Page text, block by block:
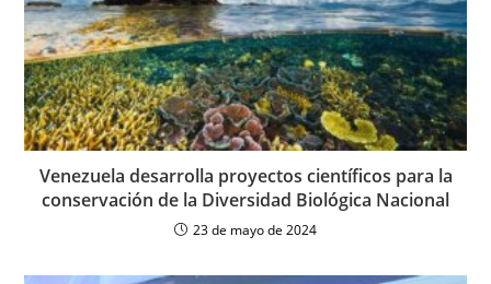
Venezuela desarrolla proyectos científicos para la
conservación de la Diversidad Biológica Nacional
23 de mayo de 2024